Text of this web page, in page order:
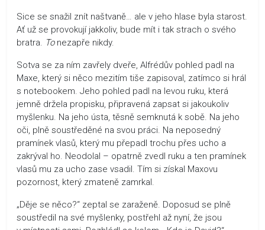
Sice se snažil znít naštvaně… ale v jeho hlase byla starost.
Ať už se provokují jakkoliv, bude mít i tak strach o svého
bratra. Tonezapře nikdy.
Sotva se za ním zavřely dveře, Alfrédův pohled padl na
Maxe, který si něco mezitím tiše zapisoval, zatímco si hrál
s notebookem. Jeho pohled padl na levou ruku, která
jemně držela propisku, připravená zapsat si jakoukoliv
myšlenku. Na jeho ústa, těsně semknutá k sobě. Na jeho
oči, plně soustředěné na svou práci. Na neposedný
pramínek vlasů, který mu přepadl trochu přes ucho a
zakrýval ho. Neodolal – opatrně zvedl ruku a ten pramínek
vlasů mu za ucho zase vsadil. Tím si získal Maxovu
pozornost, který zmateně zamrkal.
„Děje se něco?“ zeptal se zaraženě. Doposud se plně
soustředil na své myšlenky, postřehl až nyní, že jsou